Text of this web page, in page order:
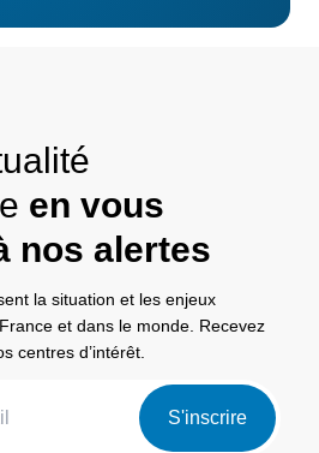
en vous
nos alertes
la situation et les enjeux
et dans le monde. Recevez
centres d’intérêt.
S'inscrire